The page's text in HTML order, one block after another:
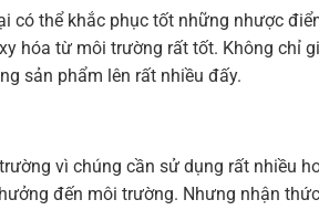
có thể khắc phục tốt những nhược
hóa từ môi trường rất tốt. Không chỉ
sản phẩm lên rất nhiều đấy.
vì chúng cần sử dụng rất nhiều
đến môi trường. Nhưng nhận